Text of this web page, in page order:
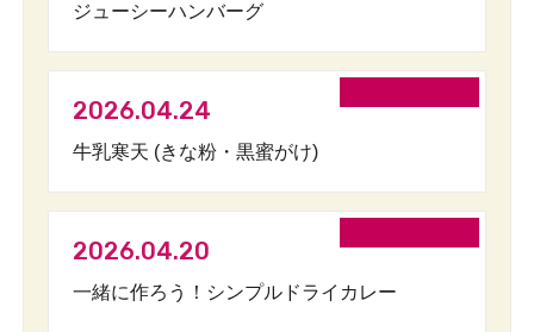
ジューシーハンバーグ
2026.04.24
牛乳寒天 (きな粉・黒蜜がけ)
2026.04.20
一緒に作ろう！シンプルドライカレー